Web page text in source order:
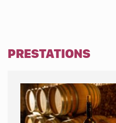
PRESTATIONS